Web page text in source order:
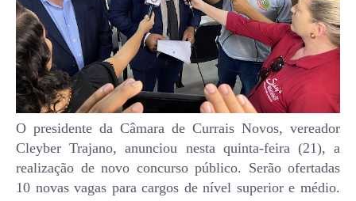
O presidente da Câmara de Currais Novos, vereador
Cleyber Trajano, anunciou nesta quinta-feira (21), a
realização de novo concurso público. Serão ofertadas
10 novas vagas para cargos de nível superior e médio.